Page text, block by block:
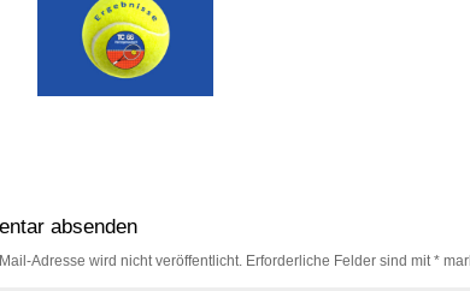
absenden
Adresse wird nicht veröffentlicht. Erforderliche Felder sind mit*